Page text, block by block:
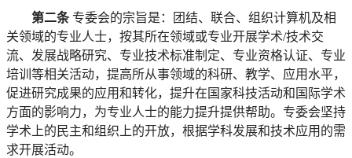
第二条专委会的宗旨是：团结、联合、组织计算机及相
关领域的专业人士，按其所在领域或专业开展学术/技术交
流、发展战略研究、专业技术标准制定、专业资格认证、专业
培训等相关活动，提高所从事领域的科研、教学、应用水平，
促进研究成果的应用和转化，提升在国家科技活动和国际学术
方面的影响力，为专业人士的能力提升提供帮助。专委会坚持
学术上的民主和组织上的开放，根据学科发展和技术应用的需
求开展活动。